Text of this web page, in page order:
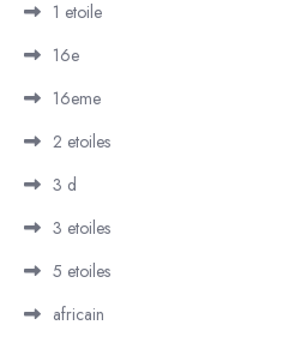
1 etoile
16e
16eme
2 etoiles
3 d
3 etoiles
5 etoiles
africain